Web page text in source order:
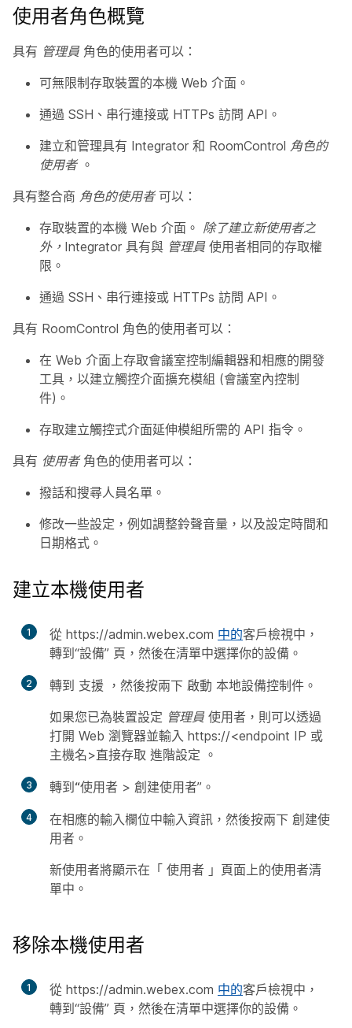
使用者角色概覽
具有 管理員角色的使用者可以：
可無限制存取裝置的本機 Web 介面。
通過 SSH、串行連接或 HTTPs 訪問 API。
建立和管理具有 Integrator 和 RoomControl 角色的
使用者。
具有整合商 角色的使用者可以：
存取裝置的本機 Web 介面。 除了建立新使用者之
外，Integrator 具有與 管理員使用者相同的存取權
限。
通過 SSH、串行連接或 HTTPs 訪問 API。
具有 RoomControl 角色的使用者可以：
在 Web 介面上存取會議室控制編輯器和相應的開發
工具，以建立觸控介面擴充模組 (會議室內控制
件)。
存取建立觸控式介面延伸模組所需的 API 指令。
具有 使用者角色的使用者可以：
撥話和搜尋人員名單。
修改一些設定，例如調整鈴聲音量，以及設定時間和
日期格式。
建立本機使用者
1 從 https:/​/​admin.webex.com 中的客戶檢視中，
轉到“設備” 頁，然後在清單中選擇你的設備。
2 轉到 支援 ，然後按兩下 啟動 本地設備控制件。
如果您已為裝置設定 管理員使用者，則可以透過
打開 Web 瀏覽器並輸入 https://<endpoint IP 或
主機名>直接存取 進階設定 。
3 轉到“使用者 > 創建使用者”。
4 在相應的輸入欄位中輸入資訊，然後按兩下 創建使
用者 。
新使用者將顯示在「 使用者 」頁面上的使用者清
單中。
移除本機使用者
1 從 https:/​/​admin.webex.com 中的客戶檢視中，
轉到“設備” 頁，然後在清單中選擇你的設備。